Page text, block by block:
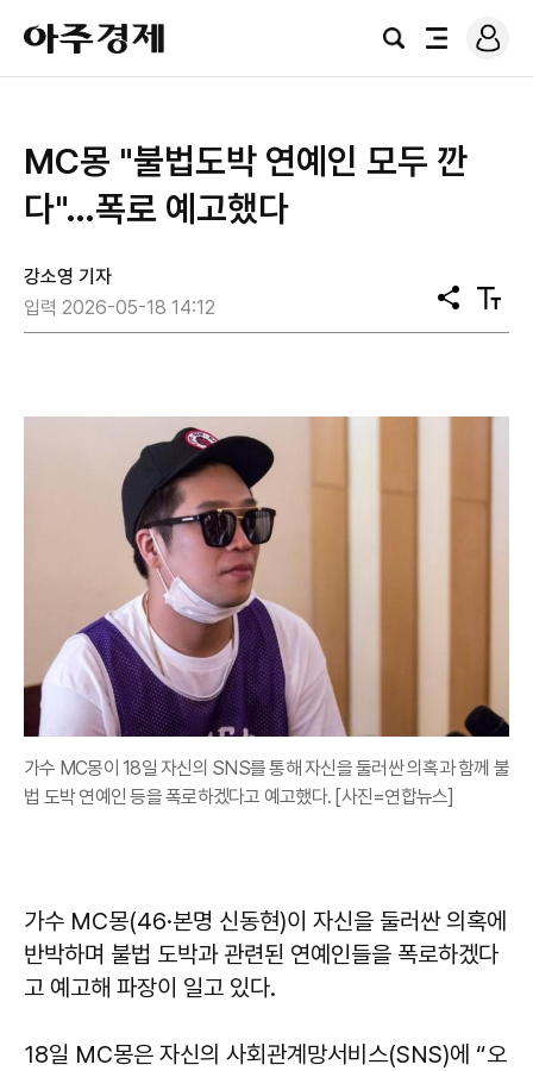
아
주
경
검
전
로
그
MC몽 "불법도박 연예인 모두 깐
다"…폭로 예고했다
강소영 기자
입력 2026-05-18 14:12
공
유
텍
스
가수 MC몽이 18일 자신의 SNS를 통해 자신을 둘러싼 의혹과 함께 불
법 도박 연예인 등을 폭로하겠다고 예고했다. [사진=연합뉴스]
가수 MC몽(46·본명 신동현)이 자신을 둘러싼 의혹에
반박하며 불법 도박과 관련된 연예인들을 폭로하겠다
고 예고해 파장이 일고 있다.
18일 MC몽은 자신의 사회관계망서비스(SNS)에 “오